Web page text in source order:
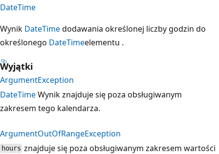
DateTime
Wynik DateTimedodawania określonej liczby godzin do
określonego DateTimeelementu .
Wyjątki
ArgumentException
DateTimeWynik znajduje się poza obsługiwanym
zakresem tego kalendarza.
ArgumentOutOfRangeException
hours znajduje się poza obsługiwanym zakresem wartości